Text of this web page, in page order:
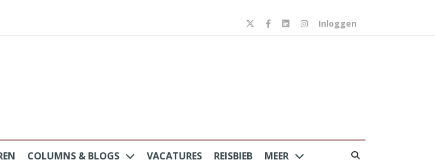
Inloggen
COLUMNS & BLOGS VACATURES REISBIEB MEER